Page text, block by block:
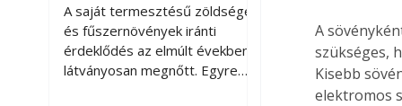
kertészkedés
A saját termesztésű zöldségek
és fűszernövények iránti
érdeklődés az elmúlt években
látványosan megnőtt. Egyre
A
szükséges,
Kisebb
elektromos